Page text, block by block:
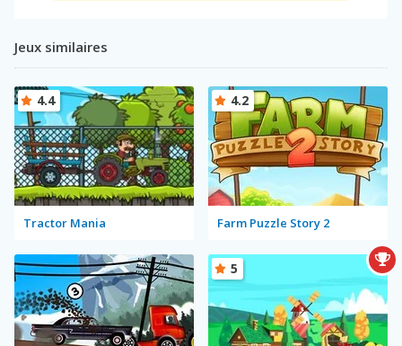
Jeux similaires
Tractor Mania
4.4
Farm Puzzle Story 2
4.2
5